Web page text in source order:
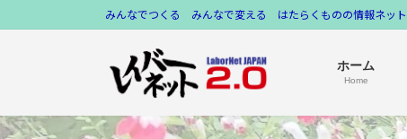
ン
へ
ビ
ョ
みんなでつくる みんなで変える はたらくものの情報ネッ
ホーム
Home